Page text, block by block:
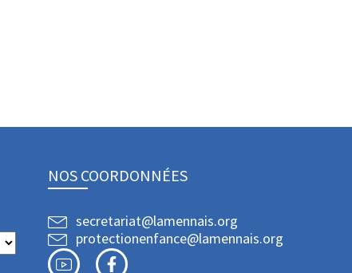
NOS COORDONNÉES
secretariat@lamennais.org
protectionenfance@lamennais.org